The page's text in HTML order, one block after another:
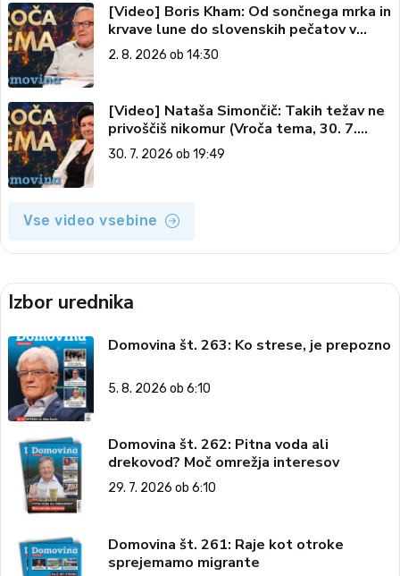
[Video] Boris Kham: Od sončnega mrka in
krvave lune do slovenskih pečatov v
vesolju (Vroča tema, 2. 8. 2026)
2. 8. 2026 ob 14:30
[Video] Nataša Simončič: Takih težav ne
privoščiš nikomur (Vroča tema, 30. 7.
2026)
30. 7. 2026 ob 19:49
Vse video vsebine
Izbor urednika
Domovina št. 263: Ko strese, je prepozno
5. 8. 2026 ob 6:10
Domovina št. 262: Pitna voda ali
drekovod? Moč omrežja interesov
29. 7. 2026 ob 6:10
Domovina št. 261: Raje kot otroke
sprejemamo migrante